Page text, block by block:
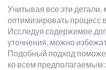
Учитывая все эти детали,
оптимизировать процесс
Исследуя содержимое
уточнения, можно
Подобный подход
ко всем предполагаемым